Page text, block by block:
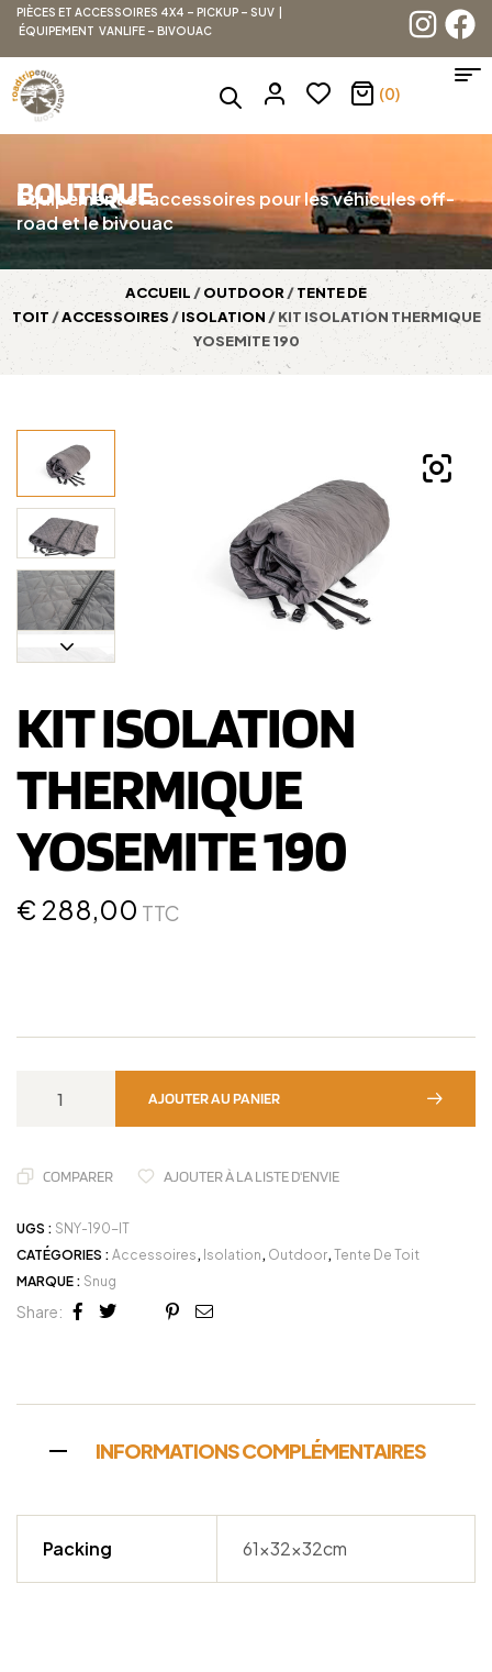
PIÈCES ET ACCESSOIRES 4X4 – PICKUP – SUV |
ÉQUIPEMENT VANLIFE – BIVOUAC
(0)
BOUTIQUE
Équipement et accessoires pour les véhicules off-
road et le bivouac
ACCUEIL /OUTDOOR /TENTE DE
TOIT /ACCESSOIRES /ISOLATION / KIT ISOLATION THERMIQUE
YOSEMITE 190
KIT ISOLATION
THERMIQUE
YOSEMITE 190
€ 288,00 TTC
AJOUTER AU PANIER
COMPARER AJOUTER À LA LISTE D'ENVIE
UGS : SNY-190-IT
CATÉGORIES : Accessoires, Isolation, Outdoor, Tente De Toit
MARQUE : Snug
Share:
Facebook
TwitterLinkedin
Google+
Pinterest
Email
INFORMATIONS COMPLÉMENTAIRES
Packing 61x32x32cm